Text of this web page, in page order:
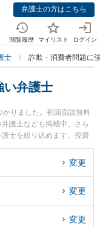
弁護士の方はこちら
閲覧履歴 マイリスト ログイン
士 詐欺・消費者問題に
い弁護士
りました。初回面談無料
護士なども掲載中。さら
士を絞り込めます。投資
み検索もでき便利です。特
務所の坪内 清久弁護士、
欺・消費者問題のトラブ
回相談無料で詐欺・消費
したい』などでお困りの
変更
変更
変更